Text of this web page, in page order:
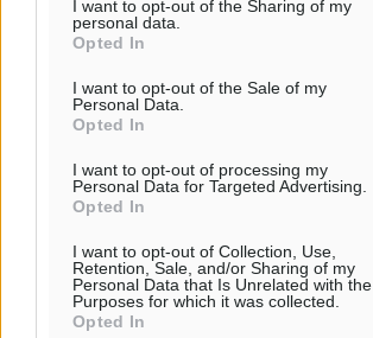
I want to opt-out of the Sharing of my
personal data.
Opted In
I want to opt-out of the Sale of my
Personal Data.
Opted In
I want to opt-out of processing my
Personal Data for Targeted Advertising.
Opted In
I want to opt-out of Collection, Use,
Retention, Sale, and/or Sharing of my
Personal Data that Is Unrelated with the
Purposes for which it was collected.
Opted In